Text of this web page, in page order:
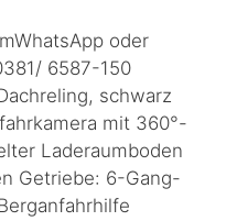
oder
6587-150
schwarz
mit 360°-
Laderaumboden
Getriebe: 6-Gang-